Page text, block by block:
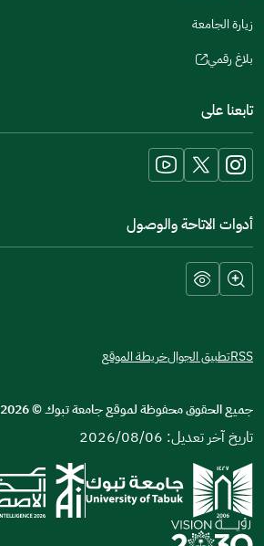
زيارة الجامعة
بلاغ رقمي
(opens
new
window)
تابعنا على
أدوات الاتاحة والوصول
RSSتطبيق الجوالخريطة الموقع
جميع الحقوق محفوظة لموقع جامعة تبوك©
2026
تاريخ آخر تعديل: 2026/08/06